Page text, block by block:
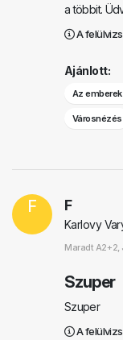
a többit.
A
Ajánlott:
Az
Városnézés
F F
Karlovy
Maradt A2+2,
Szuper
Szuper
A